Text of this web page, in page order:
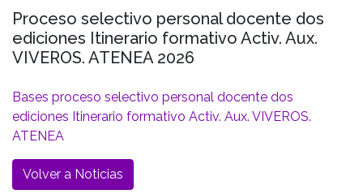
Proceso selectivo personal docente dos
ediciones Itinerario formativo Activ. Aux.
VIVEROS. ATENEA 2026
Bases proceso selectivo personal docente dos
ediciones Itinerario formativo Activ. Aux. VIVEROS.
ATENEA
Volver a Noticias